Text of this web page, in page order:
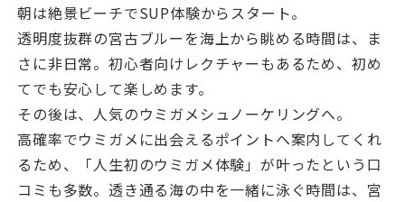
朝は絶景ビーチでSUP体験からスタート。
透明度抜群の宮古ブルーを海上から眺める時間は、ま
さに非日常。初心者向けレクチャーもあるため、初め
てでも安心して楽しめます。
その後は、人気のウミガメシュノーケリングへ。
高確率でウミガメに出会えるポイントへ案内してくれ
るため、「人生初のウミガメ体験」が叶ったという口
コミも多数。透き通る海の中を一緒に泳ぐ時間は、宮